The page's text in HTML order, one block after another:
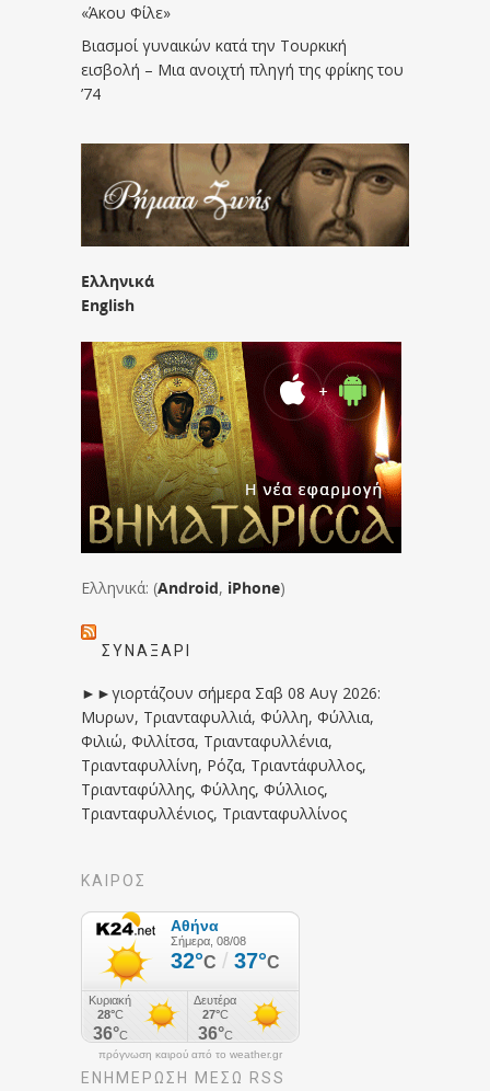
«Άκου Φίλε»
Βιασμοί γυναικών κατά την Τουρκική
εισβολή – Μια ανοιχτή πληγή της φρίκης του
’74
Ελληνικά
English
Ελληνικά: (Android, iPhone)
ΣΥΝΑΞΆΡΙ
►►γιορτάζουν σήμερα Σαβ 08 Αυγ 2026:
Μυρων, Τριανταφυλλιά, Φύλλη, Φύλλια,
Φιλιώ, Φιλλίτσα, Τριανταφυλλένια,
Τριανταφυλλίνη, Ρόζα, Τριαντάφυλλος,
Τριανταφύλλης, Φύλλης, Φύλλιος,
Τριανταφυλλένιος, Τριανταφυλλίνος
ΚΑΙΡΟΣ
πρόγνωση καιρού από το weather.gr
ΕΝΗΜΈΡΩΣΉ ΜΕΣΩ RSS